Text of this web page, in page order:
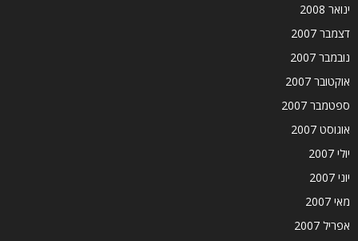
ינואר 2008
דצמבר 2007
נובמבר 2007
אוקטובר 2007
ספטמבר 2007
אוגוסט 2007
יולי 2007
יוני 2007
מאי 2007
אפריל 2007